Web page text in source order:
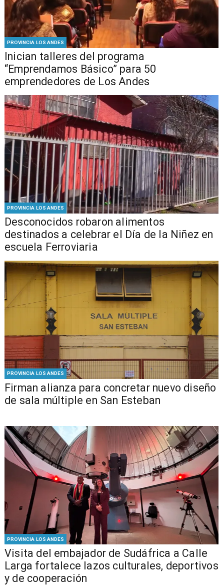
PROVINCIA LOS ANDES
Inician talleres del programa
“Emprendamos Básico” para 50
emprendedores de Los Andes
PROVINCIA LOS ANDES
Desconocidos robaron alimentos
destinados a celebrar el Día de la Niñez en
escuela Ferroviaria
PROVINCIA LOS ANDES
​​Firman alianza para concretar nuevo diseño
de sala múltiple en San Esteban
PROVINCIA LOS ANDES
​Visita del embajador de Sudáfrica a Calle
Larga fortalece lazos culturales, deportivos
y de cooperación